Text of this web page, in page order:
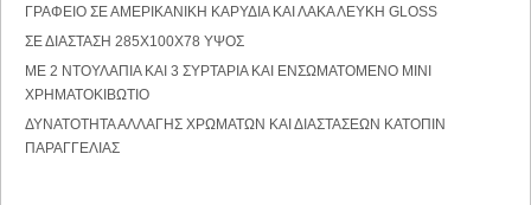
ΓΡΑΦΕΙΟ ΣΕ ΑΜΕΡΙΚΑΝΙΚΗ ΚΑΡΥΔΙΑ ΚΑΙ ΛΑΚΑ ΛΕΥΚΗ GLOSS
ΣΕ ΔΙΑΣΤΑΣΗ 285Χ100Χ78 ΥΨΟΣ
ΜΕ 2 ΝΤΟΥΛΑΠΙΑ ΚΑΙ 3 ΣΥΡΤΑΡΙΑ ΚΑΙ ΕΝΣΩΜΑΤΟΜΕΝΟ MINI
ΧΡΗΜΑΤΟΚΙΒΩΤΙΟ
ΔΥΝΑΤΟΤΗΤΑ ΑΛΛΑΓΗΣ ΧΡΩΜΑΤΩΝ ΚΑΙ ΔΙΑΣΤΑΣΕΩΝ ΚΑΤΟΠΙΝ
ΠΑΡΑΓΓΕΛΙΑΣ